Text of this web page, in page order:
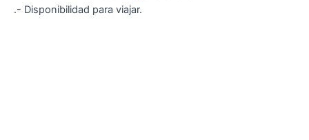
.- Disponibilidad para viajar.